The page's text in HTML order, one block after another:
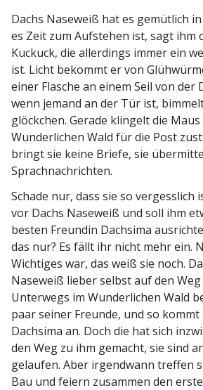
Dachs Naseweiß hat es gemütlich
es Zeit zum Aufstehen ist, sagt ihm
Kuckuck, die aller­dings immer ein
ist. Licht bekommt er von
einer Flasche an einem Seil von der
wenn jemand an der Tür ist,
glöckchen. Gerade klingelt die Maus
Wunder­lichen Wald für die Post
bringt sie keine Briefe, sie
Sprachnachrichten.
Schade nur, dass sie so vergesslich
vor Dachs Naseweiß und soll ihm
besten Freundin Dachsima
das nur? Es fällt ihr nicht mehr ein.
Wichtiges war, das weiß sie noch.
Naseweiß lieber selbst auf den Weg
Unterwegs im Wunder­lichen Wald
paar seiner Freunde, und so
Dachsima an. Doch die hat sich
den Weg zu ihm gemacht, sie sind
ge­laufen. Aber irgendwann treffen
Bau und feiern zusammen den